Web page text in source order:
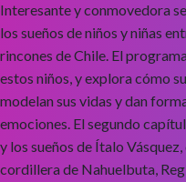
Interesante y conmovedora
los sueños de niños y niñas
rincones de Chile. El
estos niños, y explora cómo
modelan sus vidas y dan
emociones. El segundo
y los sueños de Ítalo
cordillera de Nahuelbuta,